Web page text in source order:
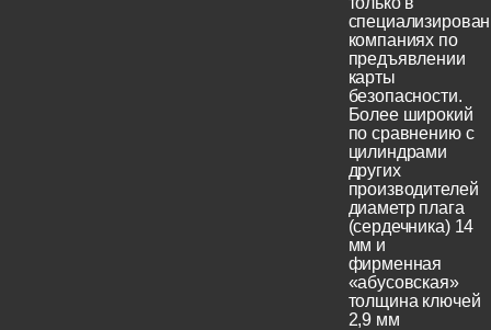
компаниях по
предъявлении
карты
безопасности.
Более широкий
по сравнению с
цилиндрами
других
производителей
диаметр плага
(сердечника) 14
мм и
фирменная
«абусовская»
толщина ключей
2,9 мм